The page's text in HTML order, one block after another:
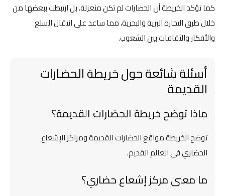
كما تؤكد الخريطة أن الحضارات لم تكن منعزلة، بل ارتبطت ببعضها من
خلال طرق التجارة البرية والبحرية، مما ساعد على انتقال السلع
والأفكار والثقافات بين الشعوب.
أسئلة شائعة حول خريطة الحضارات
القديمة
ماذا توضح خريطة الحضارات القديمة؟
توضح الخريطة مواقع الحضارات القديمة ومراكز الإشعاع
الحضاري في العالم القديم.
ما معنى مركز إشعاع حضاري؟